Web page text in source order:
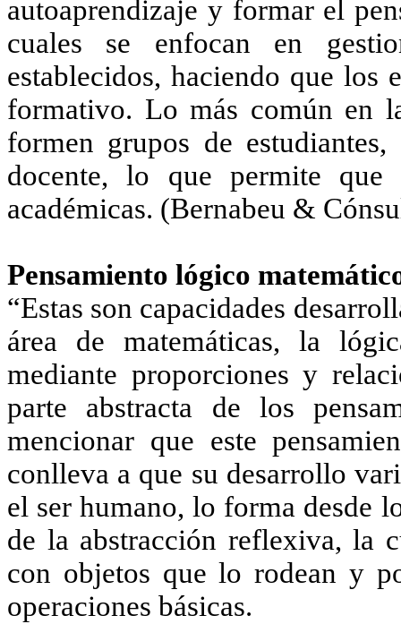
autoaprendizaje y formar el
cuales se enfocan en
establecidos, haciendo que los
formativo. Lo más común en
formen grupos de
docente, lo que permite que
académicas. (Bernabeu &
Pensamiento lógico
“Estas son capacidades
área de matemáticas, la
mediante proporciones y
parte abstracta de los
mencionar que este
conlleva a que su desarrollo
el ser humano, lo forma desde
de la abstracción reflexiva, la
con objetos que lo rodean y
operaciones básicas.